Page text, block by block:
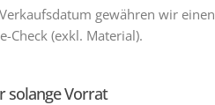
gewähren wir einen
Check (exkl. Material).
solange Vorrat